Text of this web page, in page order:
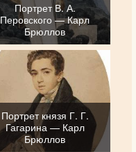
Портрет В. А.
Перовского — Карл
Брюллов
Портрет князя Г. Г.
Гагарина — Карл
Брюллов